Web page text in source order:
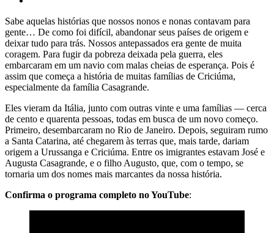
Sabe aquelas histórias que nossos nonos e nonas contavam para
gente… De como foi difícil, abandonar seus países de origem e
deixar tudo para trás. Nossos antepassados era gente de muita
coragem. Para fugir da pobreza deixada pela guerra, eles
embarcaram em um navio com malas cheias de esperança. Pois é
assim que começa a história de muitas famílias de Criciúma,
especialmente da família Casagrande.
Eles vieram da Itália, junto com outras vinte e uma famílias — cerca
de cento e quarenta pessoas, todas em busca de um novo começo.
Primeiro, desembarcaram no Rio de Janeiro. Depois, seguiram rumo
a Santa Catarina, até chegarem às terras que, mais tarde, dariam
origem a Urussanga e Criciúma. Entre os imigrantes estavam José e
Augusta Casagrande, e o filho Augusto, que, com o tempo, se
tornaria um dos nomes mais marcantes da nossa história.
Confirma o programa completo no YouTube: